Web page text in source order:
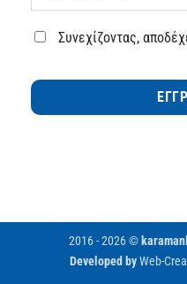
Συνεχίζοντας,
2016 - 2026 ©
Developed byWeb-